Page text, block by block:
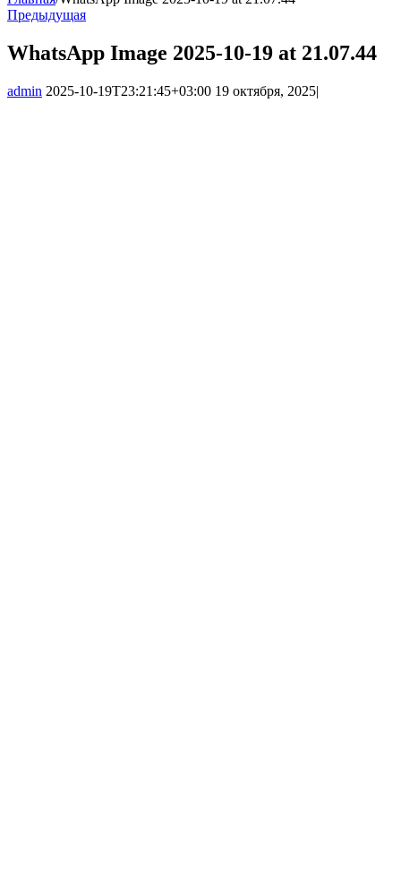
Предыдущая
WhatsApp Image 2025-10-19 at 21.07.44
admin 2025-10-19T23:21:45+03:00 19 октября, 2025|